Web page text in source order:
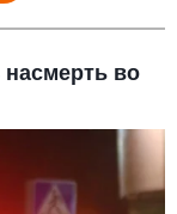
насмерть во